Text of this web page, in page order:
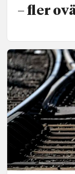
– fler